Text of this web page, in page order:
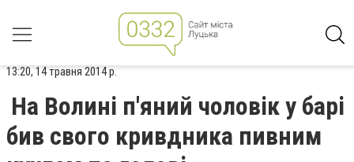
13:20, 14 травня 2014 р.
На Волині п'яний чоловік у барі
бив свого кривдника пивним